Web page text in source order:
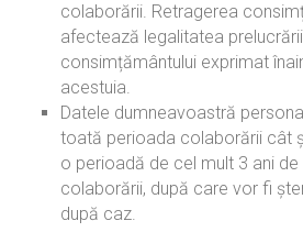
colaborării. Retragerea
afectează legalitatea
consimțământului exprimat
acestuia.
Datele dumneavoastră
toată perioada colaborării cât
o perioadă de cel mult 3 ani
colaborării, după care vor fi
după caz.